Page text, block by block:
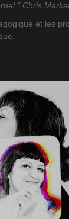
Chris
et les